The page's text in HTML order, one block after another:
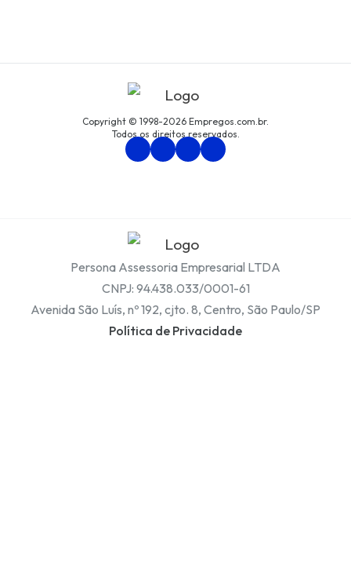
Copyright © 1998-2026 Empregos.com.br.
Todos os direitos reservados.
Persona Assessoria Empresarial LTDA
CNPJ: 94.438.033/0001-61
Avenida São Luís, nº 192, cjto. 8, Centro, São Paulo/SP
Política de Privacidade